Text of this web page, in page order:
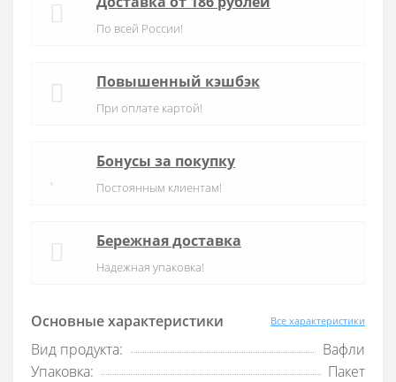
Основные характеристики Все характеристики
Вид продукта:
Вафли
Упаковка:
Пакет
По всей России!
Повышенный кэшбэк
При оплате картой!
Бонусы за покупку
Постоянным клиентам!
Бережная доставка
Надежная упаковка!